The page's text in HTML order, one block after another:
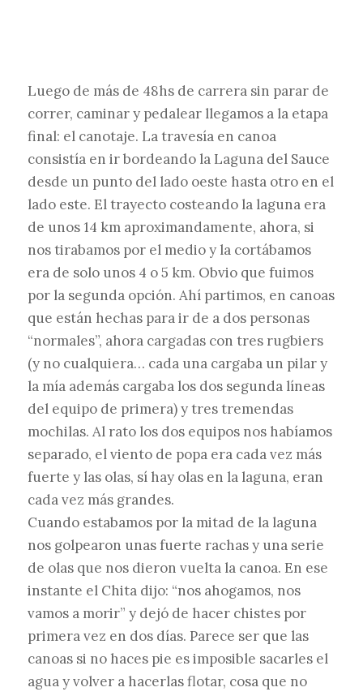
Luego de más de 48hs de carrera sin parar de
correr, caminar y pedalear llegamos a la etapa
final: el canotaje. La travesía en canoa
consistía en ir bordeando la Laguna del Sauce
desde un punto del lado oeste hasta otro en el
lado este. El trayecto costeando la laguna era
de unos 14 km aproximandamente, ahora, si
nos tirabamos por el medio y la cortábamos
era de solo unos 4 o 5 km. Obvio que fuimos
por la segunda opción. Ahí partimos, en canoas
que están hechas para ir de a dos personas
“normales”, ahora cargadas con tres rugbiers
(y no cualquiera… cada una cargaba un pilar y
la mía además cargaba los dos segunda líneas
del equipo de primera) y tres tremendas
mochilas. Al rato los dos equipos nos habíamos
separado, el viento de popa era cada vez más
fuerte y las olas, sí hay olas en la laguna, eran
cada vez más grandes.
Cuando estabamos por la mitad de la laguna
nos golpearon unas fuerte rachas y una serie
de olas que nos dieron vuelta la canoa. En ese
instante el Chita dijo: “nos ahogamos, nos
vamos a morir” y dejó de hacer chistes por
primera vez en dos días. Parece ser que las
canoas si no haces pie es imposible sacarles el
agua y volver a hacerlas flotar, cosa que no